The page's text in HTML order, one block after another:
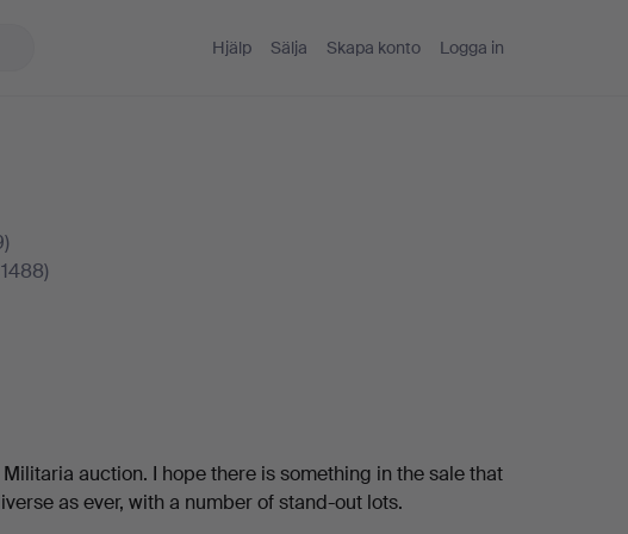
Hjälp Sälja Skapa konto Logga in
auction. I hope there is something in the sale that
as ever, with a number of stand-out lots.